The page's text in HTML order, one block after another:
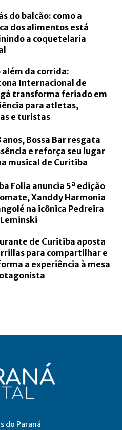
do balcão: como a
dos alimentos está
a coquetelaria
da corrida:
Internacional de
transforma feriado em
para atletas,
e turistas
anos, Bossa Bar resgata
e reforça seu lugar
musical de Curitiba
Folia anuncia 5ª edição
Xanddy Harmonia
na icônica Pedreira
de Curitiba aposta
para compartilhar e
a experiência à mesa
do Paraná